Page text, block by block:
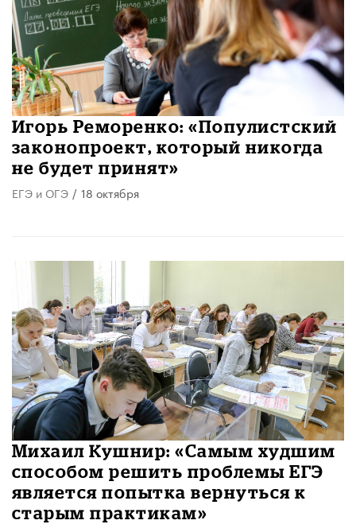
Игорь Реморенко: «Популистский
законопроект, который никогда
не будет принят»
ЕГЭ и ОГЭ / 18 октября
Михаил Кушнир: «Самым худшим
способом решить проблемы ЕГЭ
является попытка вернуться к
старым практикам»